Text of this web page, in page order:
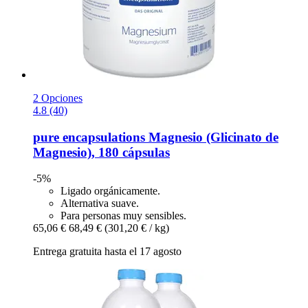
2 Opciones
4.8 (40)
pure encapsulations Magnesio (Glicinato de
Magnesio), 180 cápsulas
-5%
Ligado orgánicamente.
Alternativa suave.
Para personas muy sensibles.
65,06 € 68,49 € (301,20 € / kg)
Entrega gratuita hasta el 17 agosto